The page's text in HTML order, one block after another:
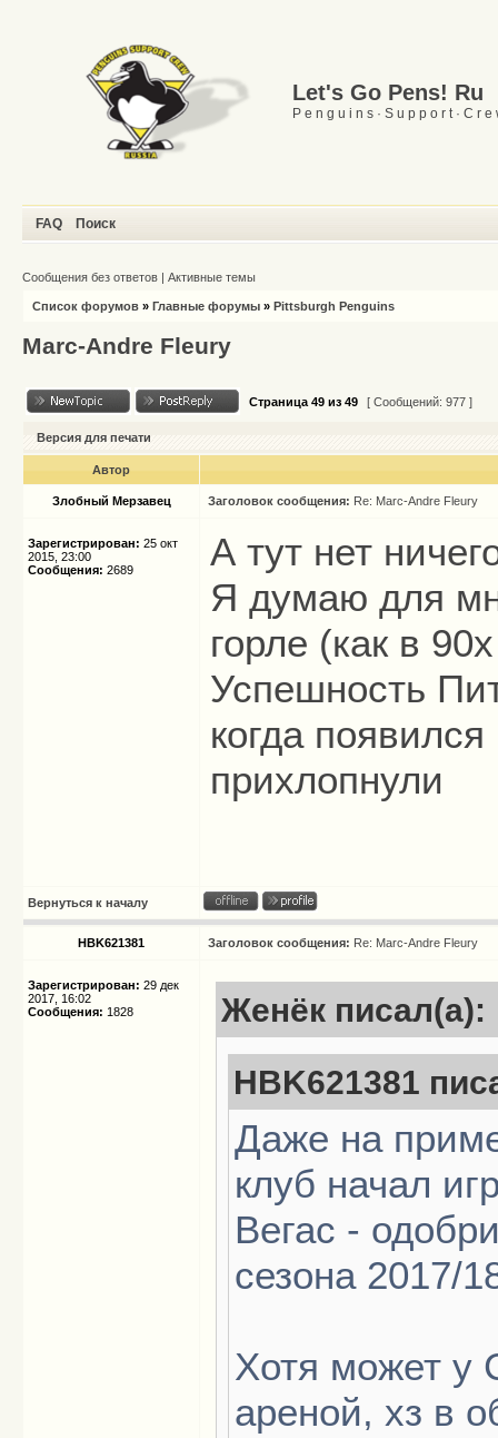
Let's Go Pens! Ru
P e n g u i n s · S u p p o r t · C r e
FAQ Поиск
Сообщения без ответов | Активные темы
Список форумов » Главные форумы » Pittsburgh Penguins
Marc-Andre Fleury
Страница 49 из 49 [ Сообщений: 977 ]
Версия для печати
Автор
Злобный Мерзавец Заголовок сообщения: Re: Marc-Andre Fleury
Зарегистрирован: 25 окт
2015, 23:00
Сообщения: 2689
А тут нет
Я думаю для
горле (как в
Успешность
когда
прихлопнули
Вернуться к началу
HBK621381 Заголовок сообщения: Re: Marc-Andre Fleury
Зарегистрирован: 29 дек
2017, 16:02
Сообщения: 1828
Женёк писал(а):
HBK621381
Даже на
клуб начал
Вегас -
сезона 2017/
Хотя может у
ареной, хз в